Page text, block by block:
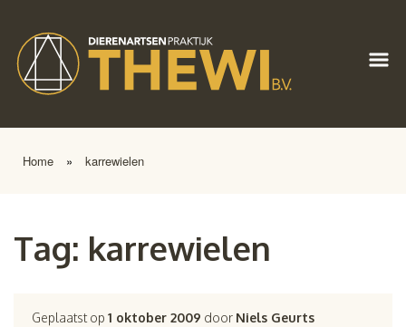
Home » karrewielen
Tag: karrewielen
Geplaatst op1 oktober 2009 door Niels Geurts